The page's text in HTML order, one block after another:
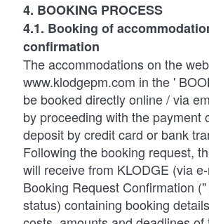
4. BOOKING PROCESS
4.1. Booking of
confirmation
The accommodations on the
www.klodgepm.com in the '
be booked directly online / via
by proceeding with the payment
deposit by credit card or bank
Following the booking request,
will receive from KLODGE (via
Booking Request Confirmation
status) containing booking